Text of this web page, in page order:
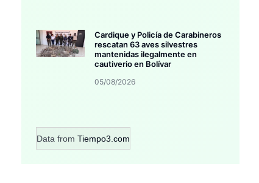
Cardique y Policía de Carabineros
rescatan 63 aves silvestres
mantenidas ilegalmente en
cautiverio en Bolívar
05/08/2026
Data from Tiempo3.com